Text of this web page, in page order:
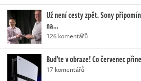
Už není cesty zpět. Sony
na…
126 komentářů
Buďte v obraze! Co červenec
17 komentářů